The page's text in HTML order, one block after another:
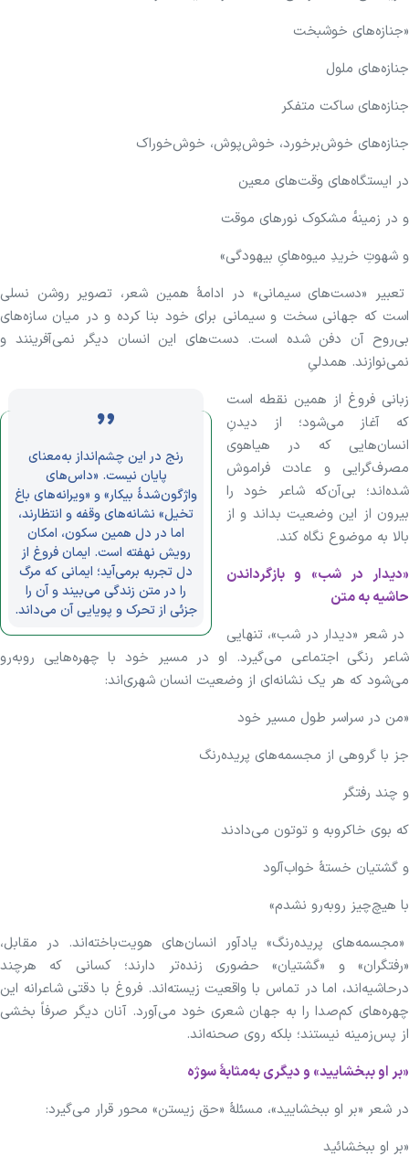
«جنازه‌های خوشبخت
جنازه‌های ملول
جنازه‌های ساکت متفکر
جنازه‌های خوش‌برخورد، خوش‌پوش، خوش‌خوراک
در ایستگاه‌های وقت‌های معین
و در زمینه‌ٔ مشکوک نورهای موقت
و شهوتِ خریدِ میوه‌هایِ بیهودگی»
تعبیر «دست‌های سیمانی» در ادامهٔ همین شعر، تصویر روشن نسلی
است که جهانی سخت و سیمانی برای خود بنا کرده و در میان سازه‌های
بی‌روح آن دفن شده است. دست‌های این انسان دیگر نمی‌آفرینند و
نمی‌نوازند. همدلیِ
رنج در این چشم‌انداز به‌معنای
پایان نیست. «داس‌های
واژگون‌شدهٔ بیکار» و «ویرانه‌های باغ
تخیل» نشانه‌های وقفه و انتظارند،
اما در دل همین سکون، امکان
رویش نهفته است. ایمان فروغ از
دل تجربه برمی‌آید؛ ایمانی که مرگ
را در متن زندگی می‌بیند و آن را
جزئی از تحرک و پویایی آن می‌داند.
زبانی فروغ از همین نقطه است
که آغاز می‌شود؛ از دیدنِ
انسان‌هایی که در هیاهوی
مصرف‌گرایی و عادت فراموش
شده‌اند؛ بی‌آن‌که شاعر خود را
بیرون از این وضعیت بداند و از
بالا به موضوع نگاه کند.
«دیدار در شب» و بازگرداندن
حاشیه به متن
در شعر «دیدار در شب»، تنهایی
شاعر رنگی اجتماعی می‌گیرد. او در مسیر خود با چهره‌هایی روبه‌رو
می‌شود که هر یک نشانه‌ای از وضعیت انسان شهری‌اند:
«من در سراسر طول مسیر خود
جز با گروهی از مجسمه‌های پریده‌رنگ
و چند رفتگر
که بوی خاکروبه و توتون می‌دادند
و گشتیان خستهٔ خواب‌آلود
با هیچ‌چیز روبه‌رو نشدم»
«مجسمه‌های پریده‌رنگ» یادآور انسان‌های هویت‌باخته‌اند. در مقابل،
«رفتگران» و «گشتیان» حضوری زنده‌تر دارند؛ کسانی که هرچند
درحاشیه‌اند، اما در تماس با واقعیت زیسته‌اند. فروغ با دقتی شاعرانه این
چهره‌های کم‌صدا را به جهان شعری خود می‌آورد. آنان دیگر صرفاً بخشی
از پس‌زمینه نیستند؛ بلکه روی صحنه‌اند.
«براو ببخشایید» و دیگری به‌مثابهٔ سوژه
در شعر «بر او ببخشایید»، مسئلهٔ «حق زیستن» محور قرار می‌گیرد:
«بر او ببخشائید